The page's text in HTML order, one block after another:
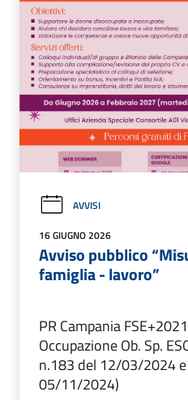
AVVISI
16 GIUGNO 2026
Avviso pubblico
famiglia - lavoro”
PR Campania
Occupazione Ob. Sp.
n.183 del 12/03/2024
05/11/2024)